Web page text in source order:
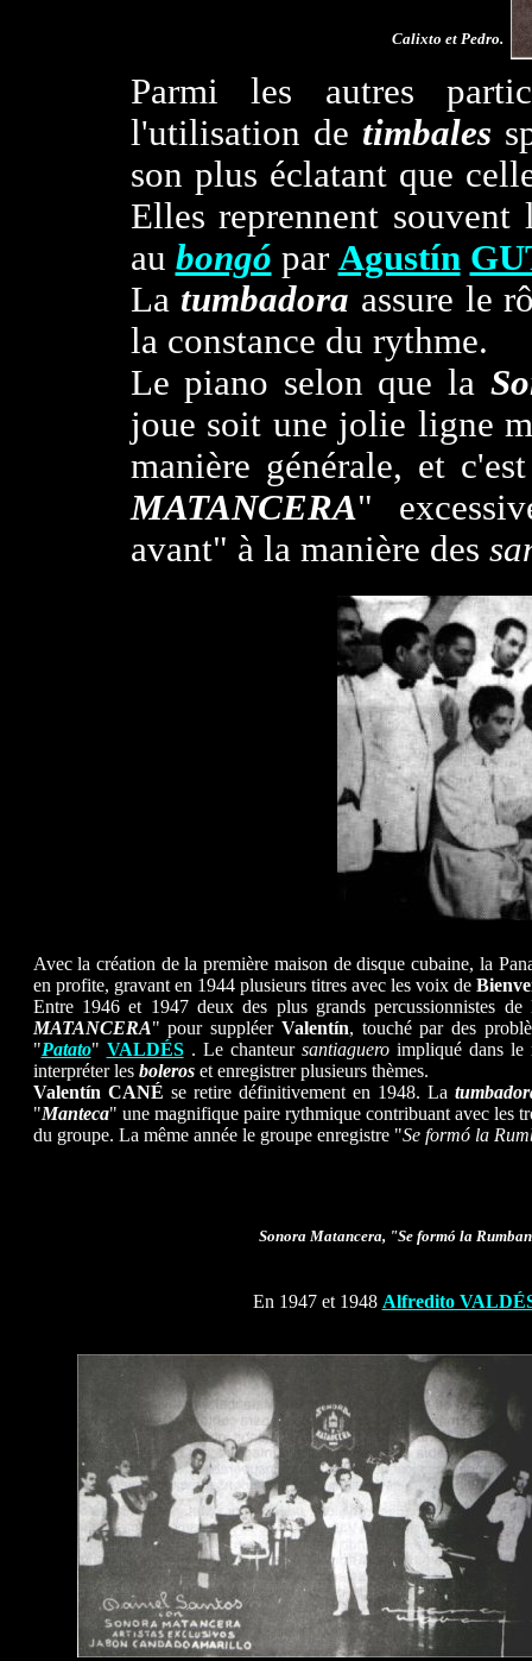
Calixto et Pedro.
Parmi les autres
l'utilisation de timbales
son plus éclatant que
Elles reprennent
au bongó par Agustín
La tumbadora assure le
la constance du rythme.
Le piano selon que la
joue soit une jolie ligne
manière générale, et
MATANCERA"
avant" à la manière des
Avec la création de la première maison de disque cubaine, la
en profite, gravant en 1944 plusieurs titres avec les voix de
Entre 1946 et 1947 deux des plus grands percussionnistes
MATANCERA" pour suppléer Valentín, touché par des
"Patato" VALDÉS. Le chanteur santiagueroimpliqué dans le
interpréter les boleroset enregistrer plusieurs thèmes.
Valentín CANÉ se retire définitivement en 1948. La
"Manteca" une magnifique paire rythmique contribuant avec les
du groupe. La même année le groupe enregistre "Se formó la
Sonora Matancera, "Se formó la
En 1947 et 1948 Alfredito